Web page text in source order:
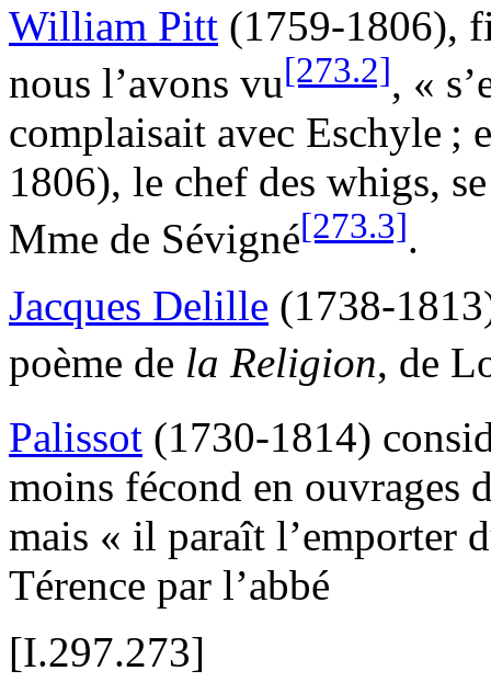
William Pitt (1759-1806),
nous l’avons vu[273.2], «
complaisait avec Eschyle ;
1806), le chef des whigs,
Mme de Sévigné[273.3].
Jacques Delille (1738-
poème de la Religion, de
Palissot (1730-1814)
moins fécond en ouvrages
mais « il paraît l’emporter
Térence par l’abbé
[I.297.273]